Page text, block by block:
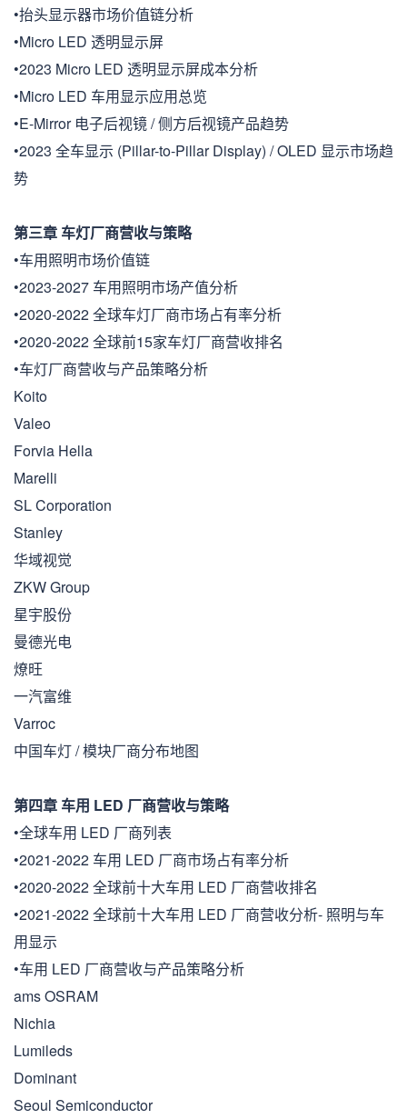
•抬头显示器市场价值链分析
•Micro LED 透明显示屏
•2023 Micro LED 透明显示屏成本分析
•Micro LED 车用显示应用总览
•E-Mirror 电子后视镜 / 侧方后视镜产品趋势
•2023 全车显示 (Pillar-to-Pillar Display) / OLED 显示市场趋
势
第三章 车灯厂商营收与策略
•车用照明市场价值链
•2023-2027 车用照明市场产值分析
•2020-2022 全球车灯厂商市场占有率分析
•2020-2022 全球前15家车灯厂商营收排名
•车灯厂商营收与产品策略分析
Koito
Valeo
Forvia Hella
Marelli
SL Corporation
Stanley
华域视觉
ZKW Group
星宇股份
曼德光电
燎旺
一汽富维
Varroc
中国车灯 / 模块厂商分布地图
第四章 车用 LED 厂商营收与策略
•全球车用 LED 厂商列表
•2021-2022 车用 LED 厂商市场占有率分析
•2020-2022 全球前十大车用 LED 厂商营收排名
•2021-2022 全球前十大车用 LED 厂商营收分析- 照明与车
用显示
•车用 LED 厂商营收与产品策略分析
ams OSRAM
Nichia
Lumileds
Dominant
Seoul Semiconductor